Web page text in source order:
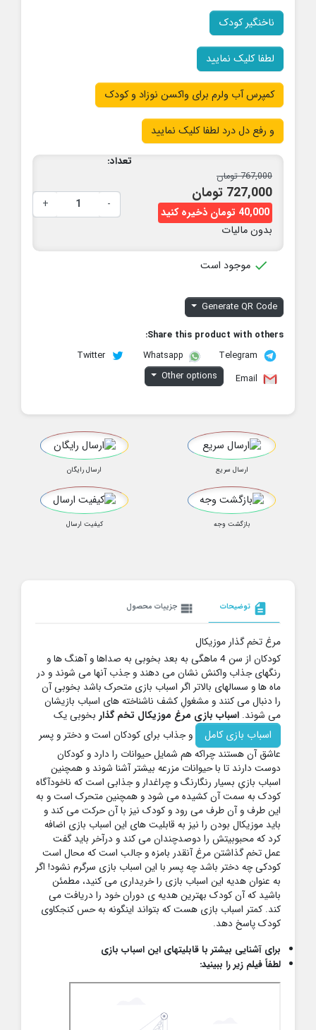
ناخنگیر کودک
لطفا کلیک نمایید
کمپرس آب ولرم برای واکسن نوزاد و کودک
و رفع دل درد لطفا کلیک نمایید
767,000 تومان
727,000 تومان
40,000 تومان ذخیره کنید
بدون مالیات
تعداد:
-
+
 موجود است
Generate QR Code
Share this product with others:
Telegram
Whatsapp
Twitter
Email
Other options
ارسال سریع ارسال رایگان
بازگشت وجه کیفیت ارسال
description توضیحات view_list جزییات محصول
مرغ تخم گذار موزیکال
کودکان از سن 4 ماهگی به بعد بخوبی به صداها و آهنگ ها و
رنگهای جذاب واکنش نشان می دهند و جذب آنها می شوند و در
ماه ها و سسالهای بالاتر اگر اسباب بازی متحرک باشد بخوبی آن
را دنبال می کنند و مشغولِ کشف ناشناخته های اسباب بازیشان
می شوند. اسباب بازی مرغ موزیکال تخم گذار بخوبی یک
اسباب بازی کامل
و جذاب برای کودکان است و دختر و پسر
عاشق آن هستند چراکه هم شمایل حیوانات را دارد و کودکان
دوست دارند تا با حیوانات مزرعه بیشتر آشنا شوند و همچنین
اسباب بازیِ بسیار رنگارنگ و چراغدار و جذابی است که ناخودآگاه
کودک به سمت آن کشیده می شود و همچنین متحرک است و به
این طرف و آن طرف می رود و کودک نیز با آن حرکت می کند و
باید موزیکال بودن را نیز به قابلیت های این اسباب بازی اضافه
کرد که محبوبیتش را دوصدچندان می کند و درآخر باید گفت
عمل تخم گذاشتن مرغ آنقدر بامزه و جالب است که محال است
کودکی چه دختر باشد چه پسر با این اسباب بازی سرگرم نشود! اگر
به عنوان هدیه این اسباب بازی را خریداری می کنید، مطمئن
باشید که آن کودک بهترین هدیه ی دوران خود را دریافت می
کند. کمتر اسباب بازی هست که بتواند اینگونه به حس کنجکاوی
کودک پاسخ دهد.
برای آشنایی بیشتر با قابلیتهای این اسباب بازی
لطفاً فیلم زیر را ببینید: